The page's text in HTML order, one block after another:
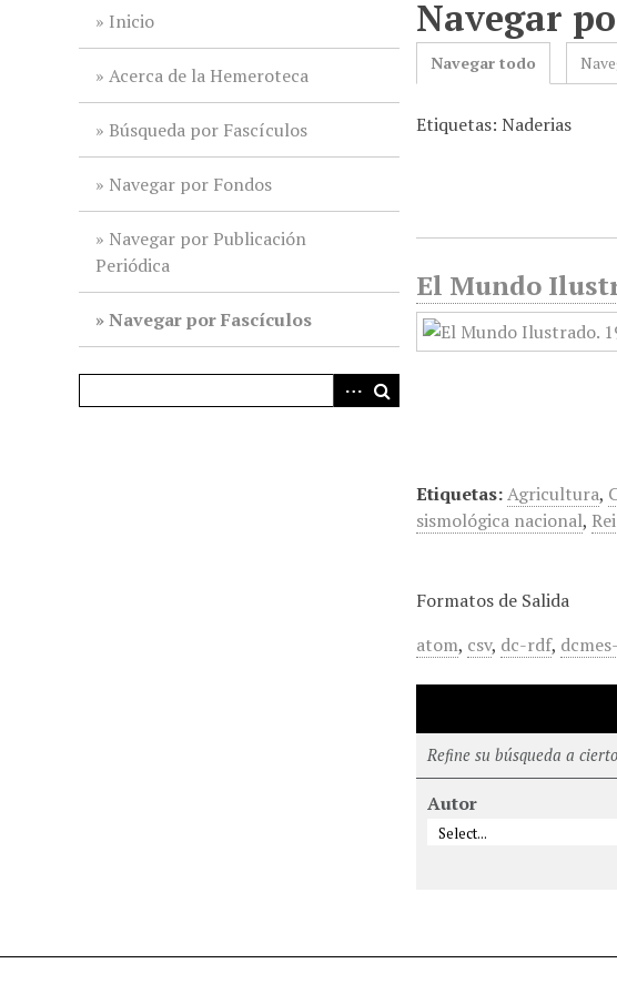
Inicio
Acerca de la Hemeroteca
Búsqueda por Fascículos
Navegar por Fondos
Navegar por Publicación
Periódica
Navegar por Fascículos
Navegar
Navegar todo
Etiquetas: Naderias
El Mundo
Etiquetas:Agricultura,
sismológica nacional,
Formatos de Salida
atom, csv, dc-rdf,
Refine su búsqueda a
Autor